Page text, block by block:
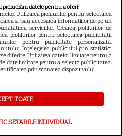
de meteori Delta
2026: când o poți
cel mai bine
ce se diferențiază
datele pentru a oferi:
Utilizarea profilurilor pentru selectarea
și/sau accesarea informațiilor de pe un
serviciilor. Crearea profilurilor de
profilurilor pentru selectarea publicității
pentru publicitate personalizată.
Înțelegerea publicului prin statistici
diferite. Utilizarea datelor limitate pentru a
date limitate pentru a selecta publicitatea.
prin scanarea dispozitivului.
TOATE
SETARILE INDIVIDUAL